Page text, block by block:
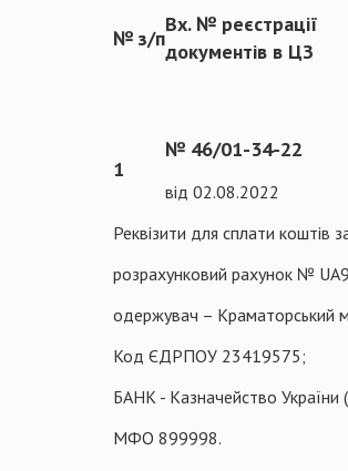
№ з/п
Вх. № реєстрації
документів в ЦЗ
1
№ 46/01-34-22
від 02.08.2022
Реквізити для сплати коштів
розрахунковий рахунок №
одержувач – Краматорський
Код ЄДРПОУ 23419575;
БАНК - Казначейство України
МФО 899998.